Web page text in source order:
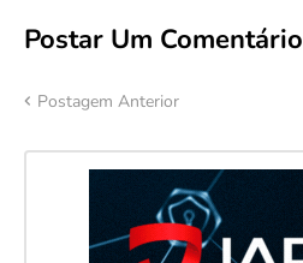
Postar Um Comentário
Postagem Anterior